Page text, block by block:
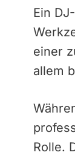
Ein
einer
allem
Rolle.